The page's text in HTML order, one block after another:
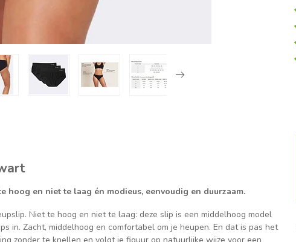
hoog en niet te laag én modieus, eenvoudig en duurzaam.
Niet te hoog en niet te laag: deze slip is een middelhoog model
in. Zacht, middelhoog en comfortabel om je heupen. En dat is pas het